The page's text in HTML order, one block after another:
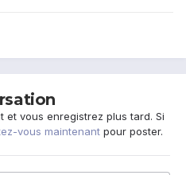
et vous enregistrez plus tard. Si
vous maintenant pour poster.